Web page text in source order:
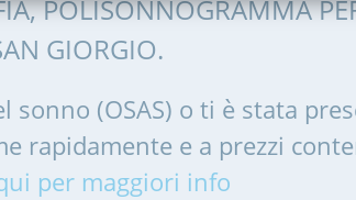
POLISONNOGRAMMA
GIORGIO.
sonno (OSAS) o ti è stata
rapidamente e a prezzi
per maggiori info